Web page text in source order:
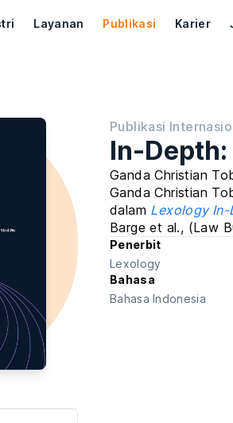
Layanan Publikasi Karier
Publikasi
In-
Ganda Christian
Ganda Christian
dalam Lexology In-
Barge et al., (Law
Penerbit
Lexology
Bahasa
Bahasa Indonesia